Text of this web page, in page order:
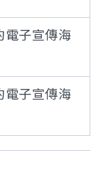
電子宣傳海
電子宣傳海